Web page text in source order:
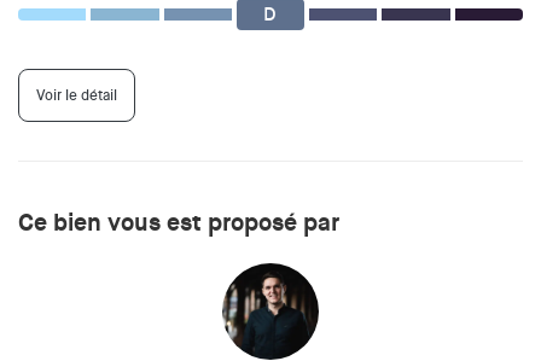
D
Voir le détail
Ce bien vous est proposé par